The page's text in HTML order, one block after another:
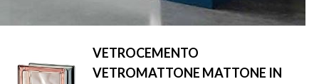
VETROCEMENTO
VETROMATTONE MATTONE IN